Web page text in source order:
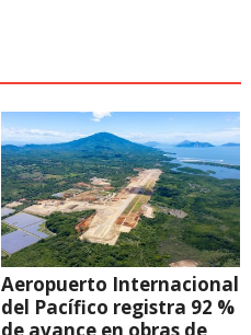
Aeropuerto Internacional
del Pacífico registra 92 %